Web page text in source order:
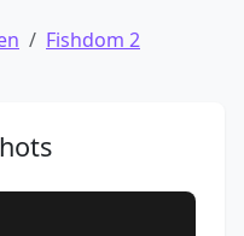
Fishdom 2